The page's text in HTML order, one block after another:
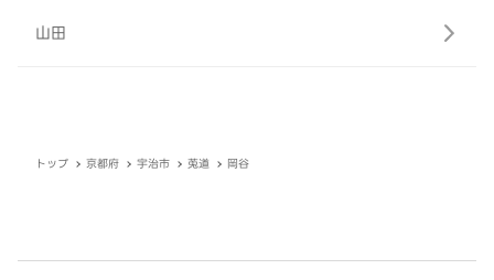
山田
トップ 京都府 宇治市 莵道 岡谷